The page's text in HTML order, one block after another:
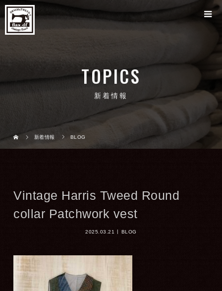
TOPICS
新着情報
新着情報 BLOG
Vintage Harris Tweed Round
collar Patchwork vest
2025.03.21 BLOG